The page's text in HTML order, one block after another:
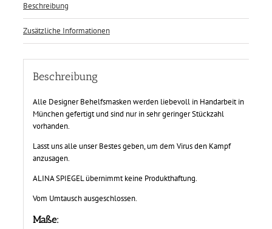
Beschreibung
Zusätzliche Informationen
Beschreibung
Alle Designer Behelfsmasken werden liebevoll in Handarbeit in
München gefertigt und sind nur in sehr geringer Stückzahl
vorhanden.
Lasst uns alle unser Bestes geben, um dem Virus den Kampf
anzusagen.
ALINA SPIEGEL übernimmt keine Produkthaftung.
Vom Umtausch ausgeschlossen.
Maße: